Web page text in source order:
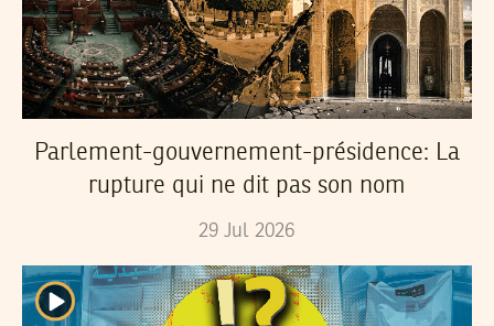
Parlement-gouvernement-présidence: La
rupture qui ne dit pas son nom
29 Jul 2026